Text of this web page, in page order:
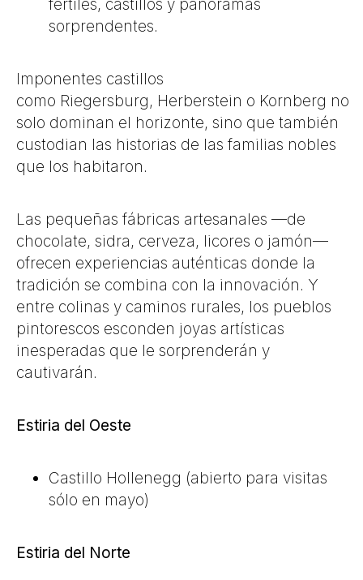
fértiles, castillos y panoramas
sorprendentes.
Imponentes castillos
como Riegersburg, Herberstein o Kornberg no
solo dominan el horizonte, sino que también
custodian las historias de las familias nobles
que los habitaron.
Las pequeñas fábricas artesanales —de
chocolate, sidra, cerveza, licores o jamón—
ofrecen experiencias auténticas donde la
tradición se combina con la innovación. Y
entre colinas y caminos rurales, los pueblos
pintorescos esconden joyas artísticas
inesperadas que le sorprenderán y
cautivarán.
Estiria del Oeste
Castillo Hollenegg (abierto para visitas
sólo en mayo)
Estiria del Norte